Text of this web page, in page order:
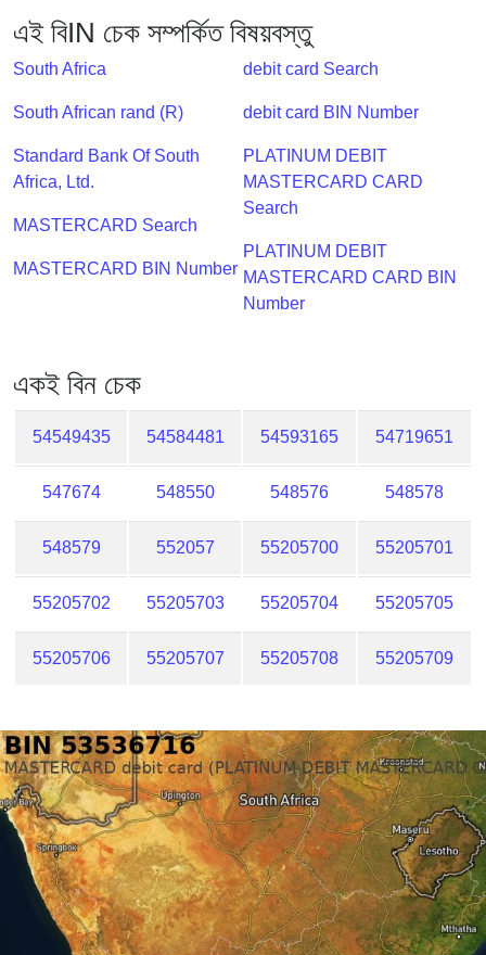
Lookup
IP
Checker
/
Validator
এই বিIN চেক সম্পর্কিত বিষয়বস্তু
South Africa
South African rand (R)
Standard Bank Of South
Africa, Ltd.
MASTERCARD Search
MASTERCARD BIN Number
debit card Search
debit card BIN Number
PLATINUM DEBIT
MASTERCARD CARD
Search
PLATINUM DEBIT
MASTERCARD CARD BIN
Number
একই বিন চেক
54549435 54584481 54593165 54719651
547674 548550 548576 548578
548579 552057 55205700 55205701
55205702 55205703 55205704 55205705
55205706 55205707 55205708 55205709